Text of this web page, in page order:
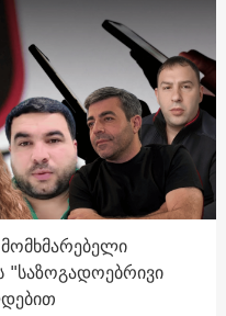
მომხმარებელი
"საზოგადოებრივი